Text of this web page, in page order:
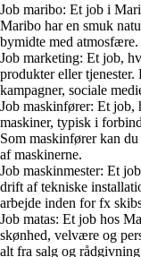
Job maribo: Et job i
Maribo har en smuk
bymidte med atmosfære.
Job marketing: Et job,
produkter eller
kampagner, sociale
Job maskinfører: Et job,
maskiner, typisk i
Som maskinfører kan
af maskinerne.
Job maskinmester: Et
drift af tekniske
arbejde inden for fx
Job matas: Et job hos
skønhed, velvære og
alt fra salg og